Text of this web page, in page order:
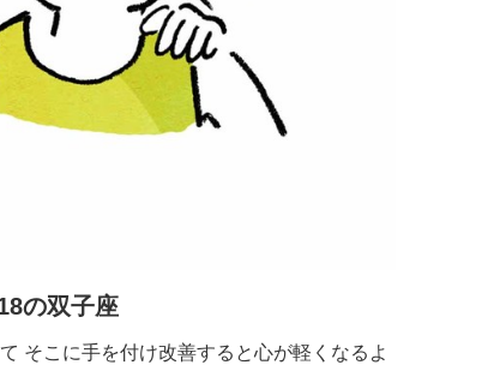
の双子座
そこに手を付け改善すると心が軽くなるよ